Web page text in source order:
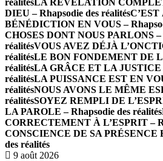
réalitésLA RÉVÉLATION
DIEU – Rhapsodie des réalités
BÉNÉDICTION EN VOUS –
CHOSES DONT NOUS PARLONS –
réalitésVOUS AVEZ DÉJÀ
réalitésLE BON FONDEMENT DE
réalitésLA GRÂCE ET LA JUSTICE
réalitésLA PUISSANCE EST EN
réalitésNOUS AVONS LE MÊME
réalitésSOYEZ REMPLI DE
LA PAROLE – Rhapsodie des réalités
CORRECTEMENT À L’ESPRIT –
CONSCIENCE DE SA PRÉSENCE
des réalités
9 août 2026